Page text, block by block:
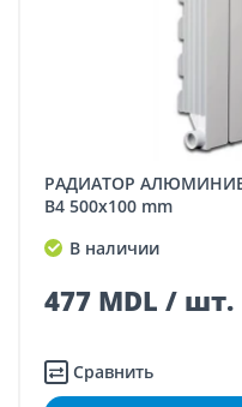
РАДИАТОР АЛЮМИНИЕВЫЙ NOVA FLORIDA SEVEN
B4 500x100 mm
В наличии
477 MDL / шт.
Сравнить